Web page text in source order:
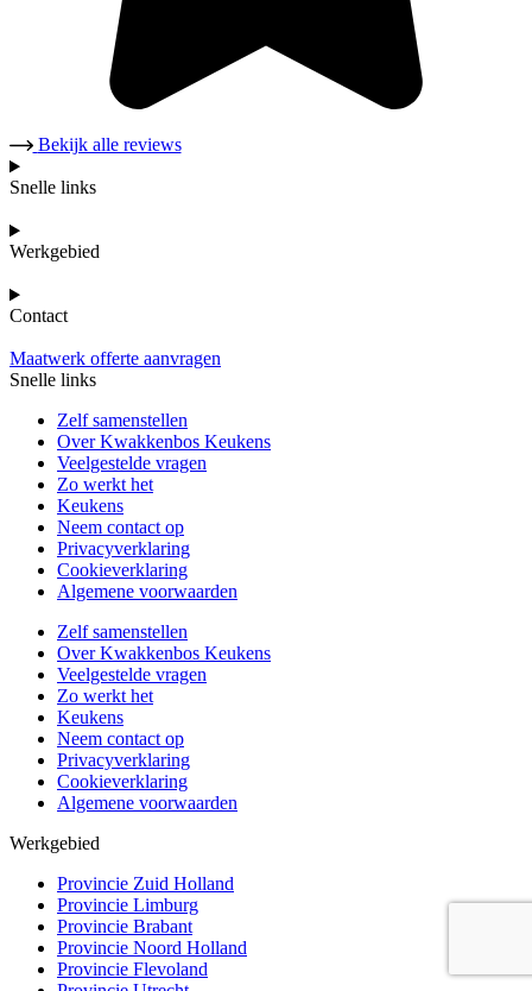
Bekijk alle reviews
Snelle links
Werkgebied
Contact
Maatwerk offerte aanvragen
Snelle links
Zelf samenstellen
Over Kwakkenbos Keukens
Veelgestelde vragen
Zo werkt het
Keukens
Neem contact op
Privacyverklaring
Cookieverklaring
Algemene voorwaarden
Zelf samenstellen
Over Kwakkenbos Keukens
Veelgestelde vragen
Zo werkt het
Keukens
Neem contact op
Privacyverklaring
Cookieverklaring
Algemene voorwaarden
Werkgebied
Provincie Zuid Holland
Provincie Limburg
Provincie Brabant
Provincie Noord Holland
Provincie Flevoland